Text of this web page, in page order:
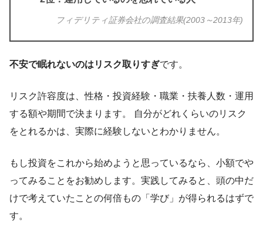
フィデリティ証券会社の調査結果(2003～2013年)
不安で眠れないのはリスク取りすぎです。
リスク許容度は、性格・投資経験・職業・扶養人数・運用
する額や期間で決まります。 自分がどれくらいのリスク
をとれるかは、実際に経験しないとわかりません。
もし投資をこれから始めようと思っているなら、小額でや
ってみることをお勧めします。実践してみると、頭の中だ
けで考えていたことの何倍もの「学び」が得られるはずで
す。